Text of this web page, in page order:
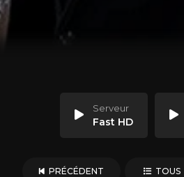
Serveur
Fast HD
PRÉCÉDENT TOUS